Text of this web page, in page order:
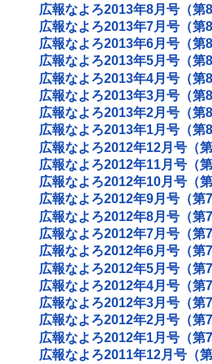
広報なよろ2013年8月号（第
広報なよろ2013年7月号（第
広報なよろ2013年6月号（第
広報なよろ2013年5月号（第
広報なよろ2013年4月号（第
広報なよろ2013年3月号（第
広報なよろ2013年2月号（第
広報なよろ2013年1月号（第
広報なよろ2012年12月号（第
広報なよろ2012年11月号（第
広報なよろ2012年10月号（第
広報なよろ2012年9月号（第
広報なよろ2012年8月号（第
広報なよろ2012年7月号（第
広報なよろ2012年6月号（第
広報なよろ2012年5月号（第
広報なよろ2012年4月号（第
広報なよろ2012年3月号（第
広報なよろ2012年2月号（第
広報なよろ2012年1月号（第
広報なよろ2011年12月号（第